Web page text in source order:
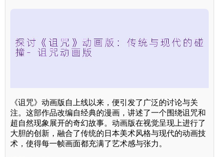
《诅咒》动画版自上线以来，便引发了广泛的讨论与关
注。这部作品改编自经典的漫画，讲述了一个围绕诅咒和
超自然现象展开的奇幻故事。动画版在视觉呈现上进行了
大胆的创新，融合了传统的日本美术风格与现代的动画技
术，使得每一帧画面都充满了艺术感与张力。